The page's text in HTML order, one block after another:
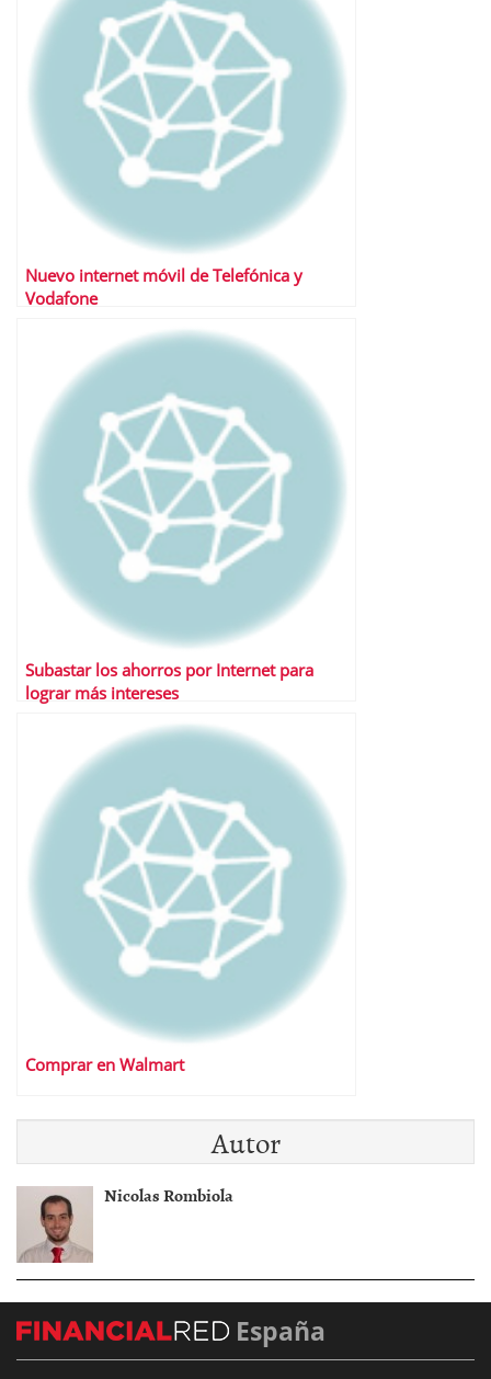
Nuevo internet móvil de Telefónica y
Vodafone
Subastar los ahorros por Internet para
lograr más intereses
Comprar en Walmart
Autor
Nicolas Rombiola
España